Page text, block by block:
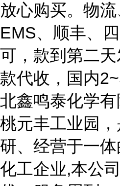
放心购买。物流
EMS、顺丰、
可，款到第二
款代收，国内
北鑫鸣泰化学
桃元丰工业园
研、经营于一
化工企业,本公